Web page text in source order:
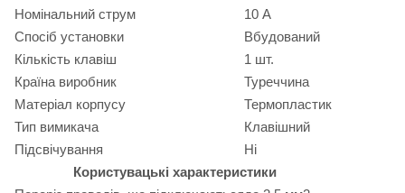
Номінальний струм
10 А
Спосіб установки
Вбудований
Кількість клавіш
1 шт.
Країна виробник
Туреччина
Матеріал корпусу
Термопластик
Тип вимикача
Клавішний
Підсвічування
Ні
Користувацькі характеристики